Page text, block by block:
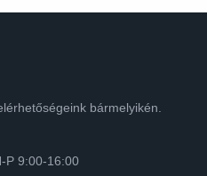
bármelyikén.
P 9:00-16:00